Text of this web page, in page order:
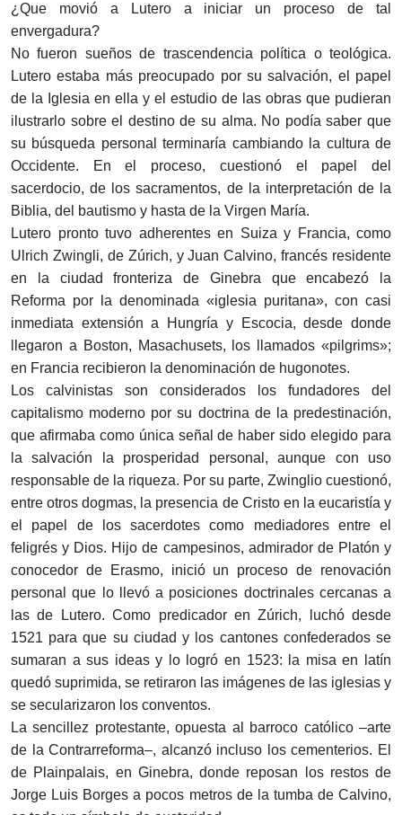
¿Que movió a Lutero a iniciar un proceso de tal
envergadura?
No fueron sueños de trascendencia política o teológica.
Lutero estaba más preocupado por su salvación, el papel
de la Iglesia en ella y el estudio de las obras que pudieran
ilustrarlo sobre el destino de su alma. No podía saber que
su búsqueda personal terminaría cambiando la cultura de
Occidente. En el proceso, cuestionó el papel del
sacerdocio, de los sacramentos, de la interpretación de la
Biblia, del bautismo y hasta de la Virgen María.
Lutero pronto tuvo adherentes en Suiza y Francia, como
Ulrich Zwingli, de Zúrich, y Juan Calvino, francés residente
en la ciudad fronteriza de Ginebra que encabezó la
Reforma por la denominada «iglesia puritana», con casi
inmediata extensión a Hungría y Escocia, desde donde
llegaron a Boston, Masachusets, los llamados «pilgrims»;
en Francia recibieron la denominación de hugonotes.
Los calvinistas son considerados los fundadores del
capitalismo moderno por su doctrina de la predestinación,
que afirmaba como única señal de haber sido elegido para
la salvación la prosperidad personal, aunque con uso
responsable de la riqueza. Por su parte, Zwinglio cuestionó,
entre otros dogmas, la presencia de Cristo en la eucaristía y
el papel de los sacerdotes como mediadores entre el
feligrés y Dios. Hijo de campesinos, admirador de Platón y
conocedor de Erasmo, inició un proceso de renovación
personal que lo llevó a posiciones doctrinales cercanas a
las de Lutero. Como predicador en Zúrich, luchó desde
1521 para que su ciudad y los cantones confederados se
sumaran a sus ideas y lo logró en 1523: la misa en latín
quedó suprimida, se retiraron las imágenes de las iglesias y
se secularizaron los conventos.
La sencillez protestante, opuesta al barroco católico –arte
de la Contrarreforma–, alcanzó incluso los cementerios. El
de Plainpalais, en Ginebra, donde reposan los restos de
Jorge Luis Borges a pocos metros de la tumba de Calvino,